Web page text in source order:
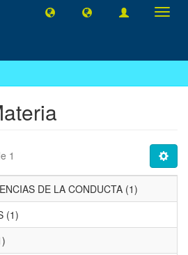
1
DE LA CONDUCTA (1)
(1)